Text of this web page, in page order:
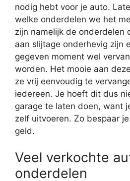
nodig hebt voor je auto.
welke onderdelen we het
zijn namelijk de onderdelen
aan slijtage onderhevig zijn
gegeven moment wel
worden. Het mooie aan
ze vrij eenvoudig te
iedereen. Je hoeft dit dus
garage te laten doen, want
zelf uitvoeren. Zo bespaar
geld.
Veel verkochte
onderdelen